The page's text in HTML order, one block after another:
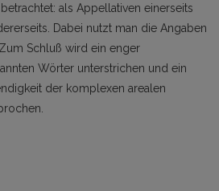
als Appellativen einerseits
Dabei nutzt man die Angaben
Schluß wird ein enger
Wörter unterstrichen und ein
der komplexen arealen